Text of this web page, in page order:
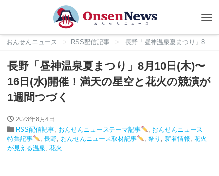
おんせんニュース RSS配信記事 長野「昼神温泉夏まつり」8月10日(木)〜16日(水)開催！満天の星空と花火の競演が1週間つづく
長野「昼神温泉夏まつり」8月10日(木)〜
16日(水)開催！満天の星空と花火の競演が
1週間つづく
2023年8月4日
RSS配信記事, おんせんニューステーマ記事 , おんせんニュース
特集記事
, 長野, おんせんニュース取材記事 , 祭り , 新着情報, 花火
が見える温泉, 花火